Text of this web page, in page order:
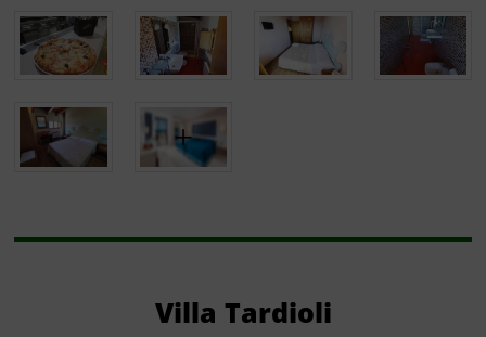
Villa Tardioli